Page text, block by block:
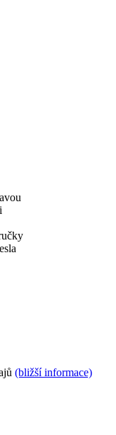
(bližší informace)